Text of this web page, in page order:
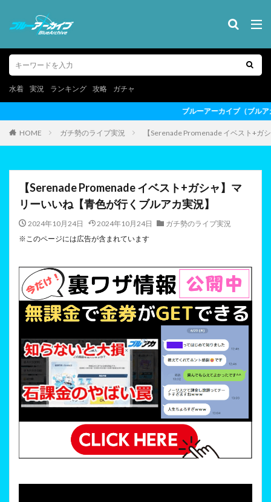
水着 実況 ランキング 攻略 ガチャ
ブルーアーカイブ（ブルアカ）の最新情報を動画形式でお届
HOME ガチ勢のライブ実況 【Serenade Promenade イベスト+ガ
【Serenade Promenade イベスト+ガシャ】マ
リーいいね【青色が行くブルアカ実況】
2024年10月24日 2024年10月24日
ガチ勢のライブ実況
※このページには広告が含まれています